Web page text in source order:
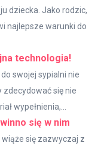
dziecka. Jako rodzic,
najlepsze warunki do
technologia!
swojej sypialni nie
zdecydować się nie
wypełnienia,...
się w nim
się zazwyczaj z